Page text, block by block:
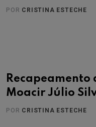
POR CRISTINA ESTECHE
Recapeamento
Moacir Júlio
POR CRISTINA ESTECHE